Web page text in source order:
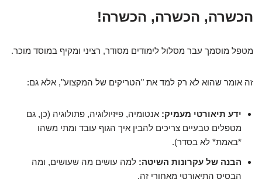
הכשרה, הכשרה, הכשרה!
מטפל מוסמך עבר מסלול לימודים מסודר, רציני ומקיף במוסד מוכר.
זה אומר שהוא לא רק למד את "הטריקים של המקצוע", אלא גם:
ידע תיאורטי מעמיק: אנטומיה, פיזיולוגיה, פתולוגיה (כן, גם
מטפלים טבעיים צריכים להבין איך הגוף עובד ומתי משהו
*באמת* לא בסדר).
הבנה של עקרונות השיטה: למה עושים מה שעושים, ומה
הבסיס התיאורטי מאחורי זה.